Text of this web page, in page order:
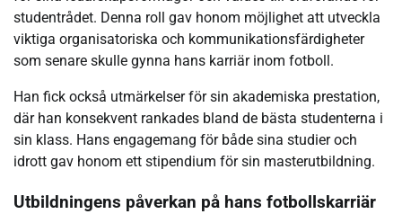
studentrådet. Denna roll gav honom möjlighet att utveckla
viktiga organisatoriska och kommunikationsfärdigheter
som senare skulle gynna hans karriär inom fotboll.
Han fick också utmärkelser för sin akademiska prestation,
där han konsekvent rankades bland de bästa studenterna i
sin klass. Hans engagemang för både sina studier och
idrott gav honom ett stipendium för sin masterutbildning.
Utbildningens påverkan på hans fotbollskarriär